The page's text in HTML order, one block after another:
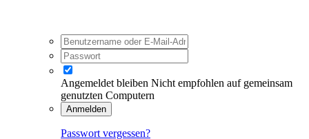
Angemeldet bleiben Nicht empfohlen auf gemeinsam
genutzten Computern
Anmelden
Passwort vergessen?